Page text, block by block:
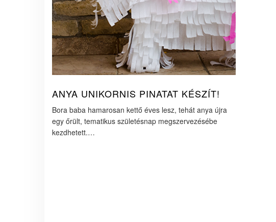
ANYA UNIKORNIS PINATAT KÉSZÍT!
Bora baba hamarosan kettő éves lesz, tehát anya újra
egy őrült, tematikus születésnap megszervezésébe
kezdhetett.…